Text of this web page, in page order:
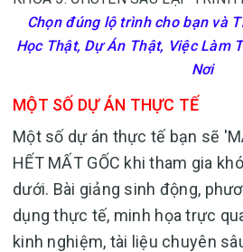
Chọn đúng lộ trình cho bạn và
Học Thật, Dự Án Thật, Việc Làm
Nơi
MỘT SỐ DỰ ÁN THỰC TẾ
Một số dự án thực tế bạn sẽ
HẾT MẤT GỐC khi tham gia
dưới. Bài giảng sinh động,
dụng thực tế, minh họa trực
kinh nghiệm, tài liệu chuyên